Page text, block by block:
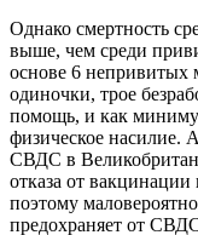
Однако смертность
выше, чем среди
основе 6 непривитых
одиночки, трое
помощь, и как
физическое насилие.
СВДС в
отказа от
поэтому
предохраняет от